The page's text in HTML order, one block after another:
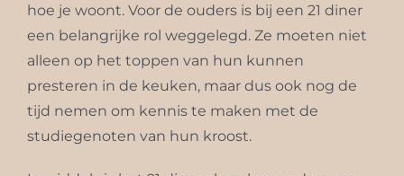
hoe je woont. Voor de ouders is bij een 21 diner
een belangrijke rol weggelegd. Ze moeten niet
alleen op het toppen van hun kunnen
presteren in de keuken, maar dus ook nog de
tijd nemen om kennis te maken met de
studiegenoten van hun kroost.